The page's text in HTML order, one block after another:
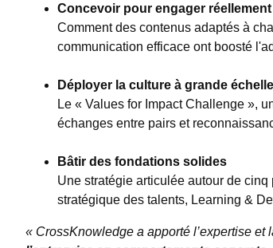
Concevoir pour engager réellement
Comment des contenus adaptés à
communication efficace ont boosté
Déployer la culture à grande échelle
Le « Values for Impact Challenge »,
échanges entre pairs et
Bâtir des fondations solides
Une stratégie articulée autour de
stratégique des talents, Learning &
« CrossKnowledge a apporté l’expertise et